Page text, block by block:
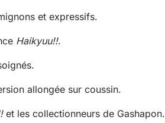
et expressifs.
Haikyuu!!.
allongée sur coussin.
et les collectionneurs de Gashapon.